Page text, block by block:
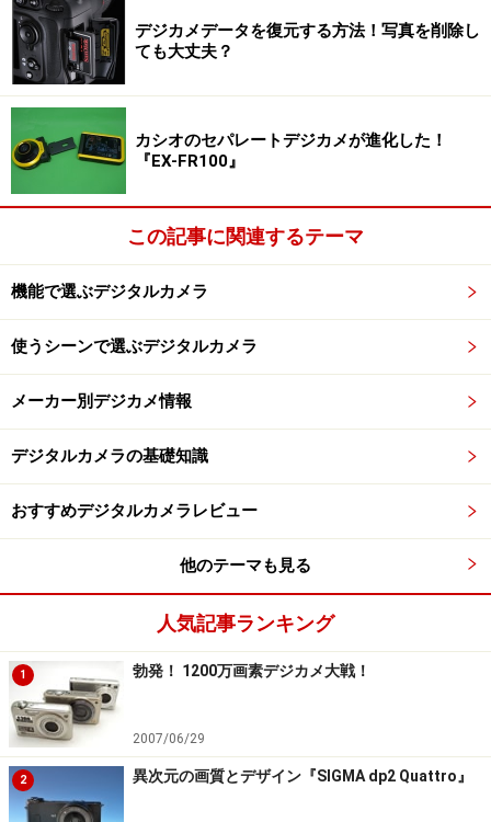
まあ、「ガンダムみたい」が誉め言葉かどうかはとりあ
えず置いておこう。
見た目に多少がっかりしたものの、なにはともあれとい
うことで実際に撮影をはじめたところ、意外なことがわ
かってきた。
見た目とは裏腹にとてつもなくよくできたデジタルカメ
ラなのである。
その卓越した使い勝手を見ていくとしよう。
10倍ズームの力を試してみる。
まず、なにはともあれ本機の特徴でもある光学10倍ズー
ムの力を実際に見ていただこう。
（クリックで実画像表示） ワイド端（38mm相当）光学
なか厳しく、最後のデジタルズーム併用の写真には手ぶれが出てしま
この倍率も昔なら驚いたものであるが、10倍光学ズームのデジタルカ
メラを何台も使ったことのある筆者にとっては「うむ、普通」といっ
たところである。
しかし、DiMAGE Z1は他の10倍ズーム機とはちょっと違った切れ味を
見せてくれた。
詳しくは次ページで紹介しよう
デジカメデータを復元する方法！写真を削除し
ても大丈夫？
カシオのセパレートデジカメが進化した！
『EX-FR100』
この記事に関連するテーマ
機能で選ぶデジタルカメラ
使うシーンで選ぶデジタルカメラ
メーカー別デジカメ情報
デジタルカメラの基礎知識
おすすめデジタルカメラレビュー
他のテーマも見る
人気記事ランキング
1 勃発！ 1200万画素デジカメ大戦！
2007/06/29
2 異次元の画質とデザイン『SIGMA dp2 Quattro』